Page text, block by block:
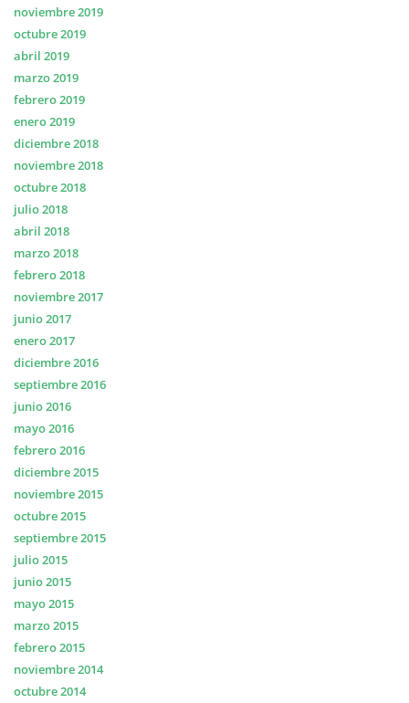
noviembre 2019
octubre 2019
abril 2019
marzo 2019
febrero 2019
enero 2019
diciembre 2018
noviembre 2018
octubre 2018
julio 2018
abril 2018
marzo 2018
febrero 2018
noviembre 2017
junio 2017
enero 2017
diciembre 2016
septiembre 2016
junio 2016
mayo 2016
febrero 2016
diciembre 2015
noviembre 2015
octubre 2015
septiembre 2015
julio 2015
junio 2015
mayo 2015
marzo 2015
febrero 2015
noviembre 2014
octubre 2014